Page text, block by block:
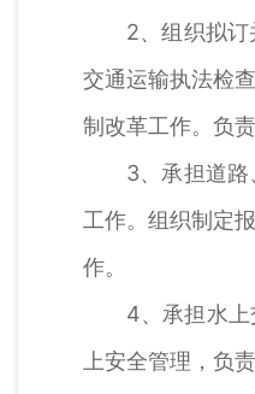
2、组织拟订并
交通运输执法检
制改革工作。负
3、承担道路、
工作。组织制定
作。
4、承担水上交
上安全管理，负